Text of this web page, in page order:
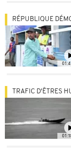
RÉPUBLIQUE
TRAFIC D'ÊTRES